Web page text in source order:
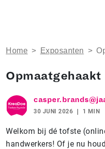
Home > Exposanten >
Opmaatgehaakt
30 JUNI 2026 1 MIN
Welkom bij dé tofste
handwerkers! Of je nu